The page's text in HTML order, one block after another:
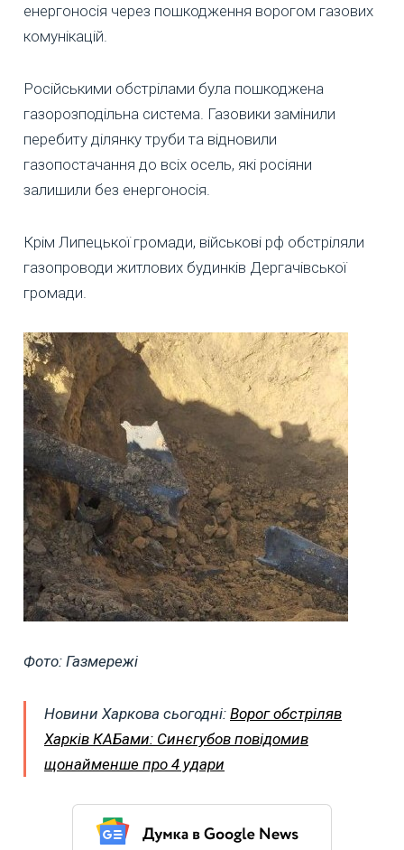
енергоносія через пошкодження ворогом газових
комунікацій.
Російськими обстрілами була пошкоджена
газорозподільна система. Газовики замінили
перебиту ділянку труби та відновили
газопостачання до всіх осель, які росіяни
залишили без енергоносія.
Крім Липецької громади, військові рф обстріляли
газопроводи житлових будинків Дергачівської
громади.
Фото: Газмережі
Новини Харкова сьогодні: Ворог обстріляв
Харків КАБами: Синєгубов повідомив
щонайменше про 4 удари